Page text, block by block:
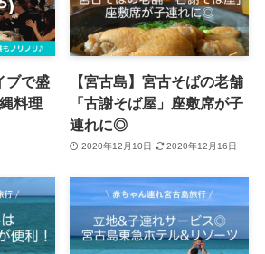
ブで盛
料理
【宮古島】宮古そばの老舗
「古謝そば屋」座敷席が子
連れに◎
2020年12月10日 2020年12月16日